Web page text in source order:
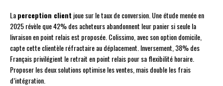
Laperception client joue sur le taux de conversion. Une étude menée en
2025 révèle que 42% des acheteurs abandonnent leur panier si seule la
livraison en point relais est proposée. Colissimo, avec son option domicile,
capte cette clientèle réfractaire au déplacement. Inversement, 38% des
Français privilégient le retrait en point relais pour sa flexibilité horaire.
Proposer les deux solutions optimise les ventes, mais double les frais
d’intégration.